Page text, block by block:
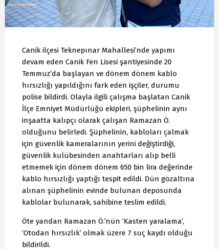
Canik ilçesi Teknepınar Mahallesi’nde yapımı
devam eden Canik Fen Lisesi şantiyesinde 20
Temmuz’da başlayan ve dönem dönem kablo
hırsızlığı yapıldığını fark eden işçiler, durumu
polise bildirdi. Olayla ilgili çalışma başlatan Canik
İlçe Emniyet Müdürlüğü ekipleri, şüphelinin aynı
inşaatta kalıpçı olarak çalışan Ramazan Ö.
olduğunu belirledi. Şüphelinin, kabloları çalmak
için güvenlik kameralarının yerini değiştirdiği,
güvenlik kulübesinden anahtarları alıp belli
etmemek için dönem dönem 650 bin lira değerinde
kablo hırsızlığı yaptığı tespit edildi. Dün gözaltına
alınan şüphelinin evinde bulunan deposunda
kablolar bulunarak, sahibine teslim edildi.
Öte yandan Ramazan Ö.’nün ‘Kasten yaralama’,
‘Otodan hırsızlık’ olmak üzere 7 suç kaydı olduğu
bildirildi.